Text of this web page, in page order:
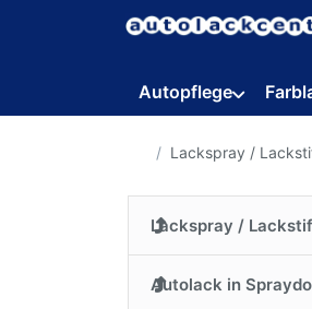
Autopflege
Startseite
Lackspray /
Lackspray /
Autolack in